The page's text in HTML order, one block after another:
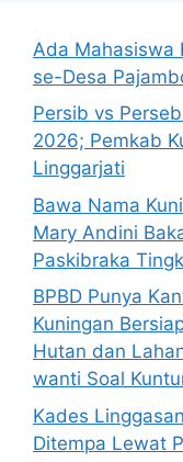
Ada Mahasiswa
se-Desa
Persib vs
2026; Pemkab
Linggarjati
Bawa Nama
Mary Andini
Paskibraka
BPBD Punya
Kuningan
Hutan dan
wanti Soal
Kades
Ditempa Lewat